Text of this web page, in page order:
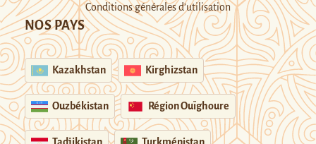
Conditions générales d’utilisation
NOS PAYS
Kazakhstan Kirghizstan
Ouzbékistan Région Ouïghoure